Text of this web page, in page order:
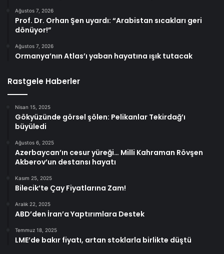
Ağustos 7, 2026
Prof. Dr. Orhan Şen uyardı: “Arabistan sıcakları geri
dönüyor!”
Ağustos 7, 2026
Ormanya’nın Atlas’ı yaban hayatına ışık tutacak
Rastgele Haberler
Nisan 15, 2025
Gökyüzünde görsel şölen: Pelikanlar Tekirdağ’ı
büyüledi
Ağustos 6, 2025
Azerbaycan’ın cesur yüreği… Milli Kahraman Rövşen
Akberov’un destansı hayatı
Kasım 25, 2025
Bilecik’te Çay Fiyatlarına Zam!
Aralık 22, 2025
ABD’den İran’a Yaptırımlara Destek
Temmuz 18, 2025
LME’de bakır fiyatı, artan stoklarla birlikte düştü